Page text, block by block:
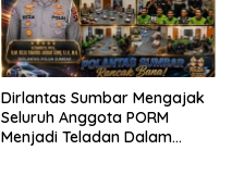
Dirlantas Sumbar Mengajak
Seluruh Anggota PORM
Menjadi Teladan Dalam